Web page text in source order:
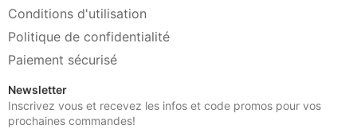
Conditions d'utilisation
Politique de confidentialité
Paiement sécurisé
Newsletter
Inscrivez vous et recevez les infos et code promos pour vos
prochaines commandes!